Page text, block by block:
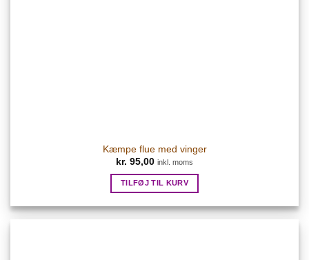
Kæmpe flue med vinger
kr. 95,00 inkl. moms
TILFØJ TIL KURV